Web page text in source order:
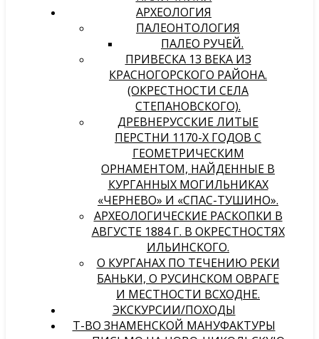
АРХЕОЛОГИЯ
ПАЛЕОНТОЛОГИЯ
ПАЛЕО РУЧЕЙ.
ПРИВЕСКА 13 ВЕКА ИЗ
КРАСНОГОРСКОГО РАЙОНА.
(ОКРЕСТНОСТИ СЕЛА
СТЕПАНОВСКОГО).
ДРЕВНЕРУССКИЕ ЛИТЫЕ
ПЕРСТНИ 1170-Х ГОДОВ С
ГЕОМЕТРИЧЕСКИМ
ОРНАМЕНТОМ, НАЙДЕННЫЕ В
КУРГАННЫХ МОГИЛЬНИКАХ
«ЧЕРНЕВО» И «СПАС-ТУШИНО».
АРХЕОЛОГИЧЕСКИЕ РАСКОПКИ В
АВГУСТЕ 1884 Г. В ОКРЕСТНОСТЯХ
ИЛЬИНСКОГО.
О КУРГАНАХ ПО ТЕЧЕНИЮ РЕКИ
БАНЬКИ, О РУСИНСКОМ ОВРАГЕ
И МЕСТНОСТИ ВСХОДНЕ.
ЭКСКУРСИИ/ПОХОДЫ
Т-ВО ЗНАМЕНСКОЙ МАНУФАКТУРЫ